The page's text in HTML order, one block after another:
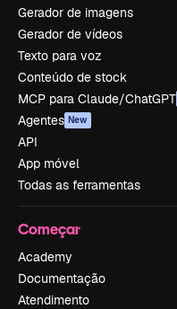
Gerador de imagens
Gerador de vídeos
Texto para voz
Conteúdo de stock
MCP para Claude/ChatGPT
Agentes New
API
App móvel
Todas as ferramentas
Começar
Academy
Documentação
Atendimento